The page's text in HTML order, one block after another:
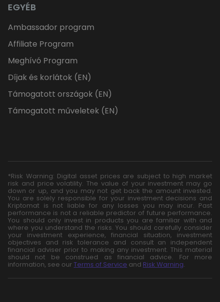
EGYÉB
Ambassador program
Affiliate Program
Meghívó Program
Díjak és korlátok (EN)
Támogatott országok (EN)
Támogatott műveletek (EN)
*Risk Warning: Digital asset prices are subject to high market
risk and price volatility. The value of your investment may go
down or up, and you may not get back the amount invested.
You are solely responsible for your investment decisions and
Kriptomat is not liable for any losses you may incur. Past
performance is not a reliable predictor of future performance.
You should only invest in products you are familiar with and
where you understand the risks. You should carefully consider
your investment experience, financial situation, investment
objectives and risk tolerance and consult an independent
financial adviser prior to making any investment. This material
should not be construed as financial advice. For more
information, see our Terms of Service and Risk Warning.